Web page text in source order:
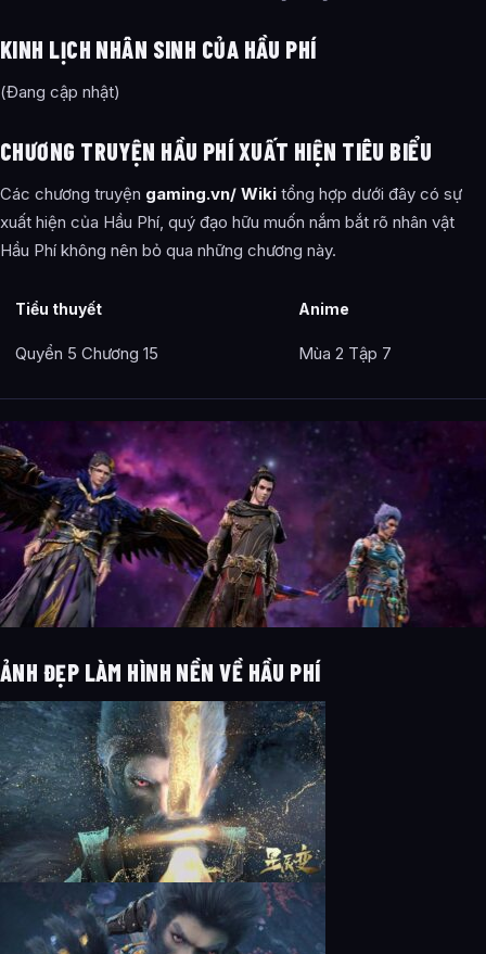
KINH LỊCH NHÂN SINH CỦA HẦU PHÍ
(Đang cập nhật)
CHƯƠNG TRUYỆN HẦU PHÍ XUẤT HIỆN TIÊU BIỂU
Các chương truyện gaming.vn/ Wiki tổng hợp dưới đây có sự
xuất hiện của Hầu Phí, quý đạo hữu muốn nắm bắt rõ nhân vật
Hầu Phí không nên bỏ qua những chương này.
Tiểu thuyết
Quyển 5 Chương 15
Anime
Mùa 2 Tập 7
ẢNH ĐẸP LÀM HÌNH NỀN VỀ HẦU PHÍ